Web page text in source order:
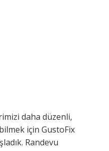
daha düzenli,
için GustoFix
Randevu